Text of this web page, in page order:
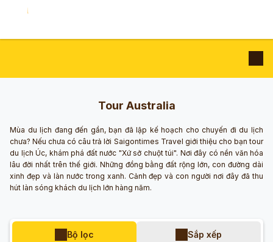
Tour Australia
Mùa du lịch đang đến gần, bạn đã lập kế hoạch cho chuyến đi du lịch
chưa? Nếu chưa có câu trả lời Saigontimes Travel giới thiệu cho bạn tour
du lịch Úc, khám phá đất nước "Xứ sở chuột túi". Nơi đây có nền văn hóa
lâu đời nhất trên thế giới. Những đồng bằng đất rộng lớn, con đường dài
xinh đẹp và làn nước trong xanh. Cảnh đẹp và con người nơi đây đã thu
hút làn sóng khách du lịch lớn hàng năm.
Bộ lọc Sắp xếp